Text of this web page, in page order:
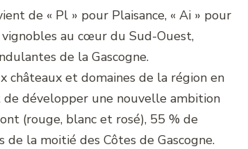
de « Pl » pour Plaisance, « Ai » pour
au cœur du Sud-Ouest,
de la Gascogne.
châteaux et domaines de la région en
développer une nouvelle ambition
(rouge, blanc et rosé), 55 % de
la moitié des Côtes de Gascogne.